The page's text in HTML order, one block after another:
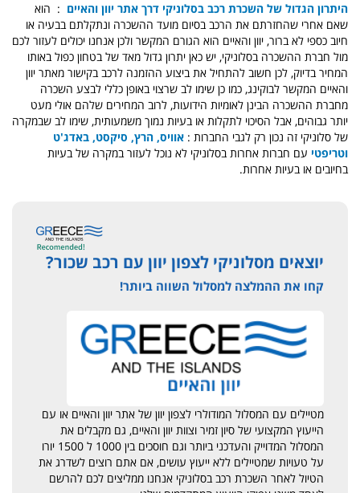
היתרון הגדול של השכרת רכב בסלוניקי דרך אתר יוון והאיים : הוא
שאם אחרי שהחזרתם את הרכב בסיום מועד ההשכרה ונתקלתם בבעיה או
חיוב כספי לא ברור, יוון והאיים הוא הגורם המקשר ולכן אנחנו יכולים לעזור לכם
מול חברת ההשכרה בסלוניקי, יש כאן יתרון גדול מאד של בטחון כפול באותו
המחיר בדיוק, לכן חשוב להתחיל את ביצוע ההזמנה לרכב בקישור מאתר יוון
והאיים המקשר לבוקינג, כמו כן שימו לב שרצוי באופן כללי לבצע השכרה
מחברת ההשכרה הבינן לאומיות הידועות, לרוב המחירים שלהם אולי מעט
יותר גבוהים, אבל הסיכוי לתקלות או בעיות נמוך משמעותית, שימו לב שבמקרה
של סלוניקי זה נכון רק לגבי החברות : אוויס, הרץ, סיקסט, באדג'ט
וטריפטי עם חברות אחרות בסלוניקי לא נוכל לעזור במקרה של בעיות
בחיובים או בעיות אחרות.
יוצאים מסלוניקי לצפון יוון עם רכב שכור?
קחו את ההמלצה למסלול השווה ביותר!
מטיילים עם המסלול המודולרי לצפון יוון של אתר יוון והאיים או עם
הייעוץ המקצועי של סיון זמיר וצוות יוון והאיים, גם מקבלים את
המסלול המדוייק והעדכני ביותר וגם חוסכים בין 1000 ל 1500 יורו
על טעויות שמטיילים ללא ייעוץ עושים, אם אתם רוצים לשדרג את
הטיול לאחר השכרת רכב בסלוניקי אנחנו ממליצים לכם להרשם